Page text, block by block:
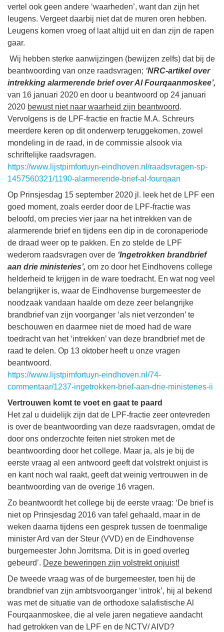
vertel ook geen andere ‘waarheden’, want dan zijn het
leugens. Vergeet daarbij niet dat de muren oren hebben.
Leugens komen vroeg of laat altijd uit en dan zijn de rapen
gaar.
Wij hebben sterke aanwijzingen (bewijzen zelfs) dat bij de
beantwoording van onze raadsvragen; ‘NRC-artikel over
intrekking alarmerende brief over Al Fourqaanmoskee’,
van 16 januari 2020 en door u beantwoord op 24 januari
2020 bewust niet naar waarheid zijn beantwoord.
Vervolgens is de LPF-fractie en fractie M.A. Schreurs
meerdere keren op dit onderwerp teruggekomen, zowel
mondeling in de raad, in de commissie alsook via
schriftelijke raadsvragen.
https://www.lijstpimfortuyn-eindhoven.nl/raadsvragen-sp-
1457560321/1190-alarmerende-brief-al-fourqaan
Op Prinsjesdag 15 september 2020 jl. leek het de LPF een
goed moment, zoals eerder door de LPF-fractie was
beloofd, om precies vier jaar na het intrekken van de
alarmerende brief en tijdens een dip in de coronaperiode
de draad weer op te pakken. En zo stelde de LPF
wederom raadsvragen over de ‘Ingetrokken brandbrief
aan drie ministeries’, om zo door het Eindhovens college
helderheid te krijgen in de ware toedracht. En wat nog veel
belangrijker is, waar de Eindhovense burgemeester de
noodzaak vandaan haalde om deze zeer belangrijke
brandbrief van zijn voorganger ‘als niet verzonden’ te
beschouwen en daarmee niet de moed had de ware
toedracht van het ‘intrekken’ van deze brandbrief met de
raad te delen. Op 13 oktober heeft u onze vragen
beantwoord.
https://www.lijstpimfortuyn-eindhoven.nl/74-
commentaar/1237-ingetrokken-brief-aan-drie-ministeries-ii
Vertrouwen komt te voet en gaat te paard
Het zal u duidelijk zijn dat de LPF-fractie zeer ontevreden
is over de beantwoording van deze raadsvragen, omdat de
door ons onderzochte feiten niet stroken met de
beantwoording door het college. Maar ja, als je bij de
eerste vraag al een antwoord geeft dat volstrekt onjuist is
en kant noch wal raakt, geeft dat weinig vertrouwen in de
beantwoording van de overige 16 vragen.
Zo beantwoordt het college bij de eerste vraag: ‘De brief is
niet op Prinsjesdag 2016 van tafel gehaald, maar in de
weken daarna tijdens een gesprek tussen de toenmalige
minister Ard van der Steur (VVD) en de Eindhovense
burgemeester John Jorritsma. Dit is in goed overleg
gebeurd’. Deze beweringen zijn volstrekt onjuist!
De tweede vraag was of de burgemeester, toen hij de
brandbrief van zijn ambtsvoorganger ‘introk’, hij al bekend
was met de situatie van de orthodoxe salafistische Al
Fourqaanmoskee, die al vele jaren negatieve aandacht
had getrokken van de LPF en de NCTV/ AIVD?